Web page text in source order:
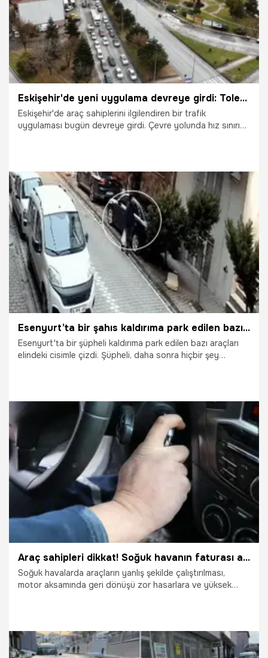
Eskişehir'de yeni uygulama devreye girdi: Tolerans düşürüldü
Eskişehir'de araç sahiplerini ilgilendiren bir trafik
uygulaması bugün devreye girdi. Çevre yolunda hız sınırı
3.03.2026 Eskişehir
Esenyurt’ta bir şahıs kaldırıma park edilen bazı araçları tek tek çizdi
Esenyurt'ta bir şüpheli kaldırıma park edilen bazı araçları
elindeki cisimle çizdi. Şüpheli, daha sonra hiçbir şey
8.02.2026 Gündem
Araç sahipleri dikkat! Soğuk havanın faturası ağır olabilir
Soğuk havalarda araçların yanlış şekilde çalıştırılması,
motor aksamında geri dönüşü zor hasarlara ve yüksek